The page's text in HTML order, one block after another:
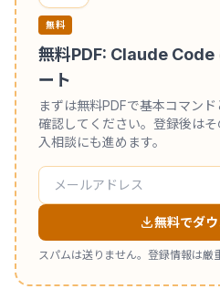
無料
無料PDF: Claude Code
ート
まずは無料PDFで基本コマン
確認してください。登録後は
入相談にも進めます。
無料でダ
スパムは送りません。登録情報は厳